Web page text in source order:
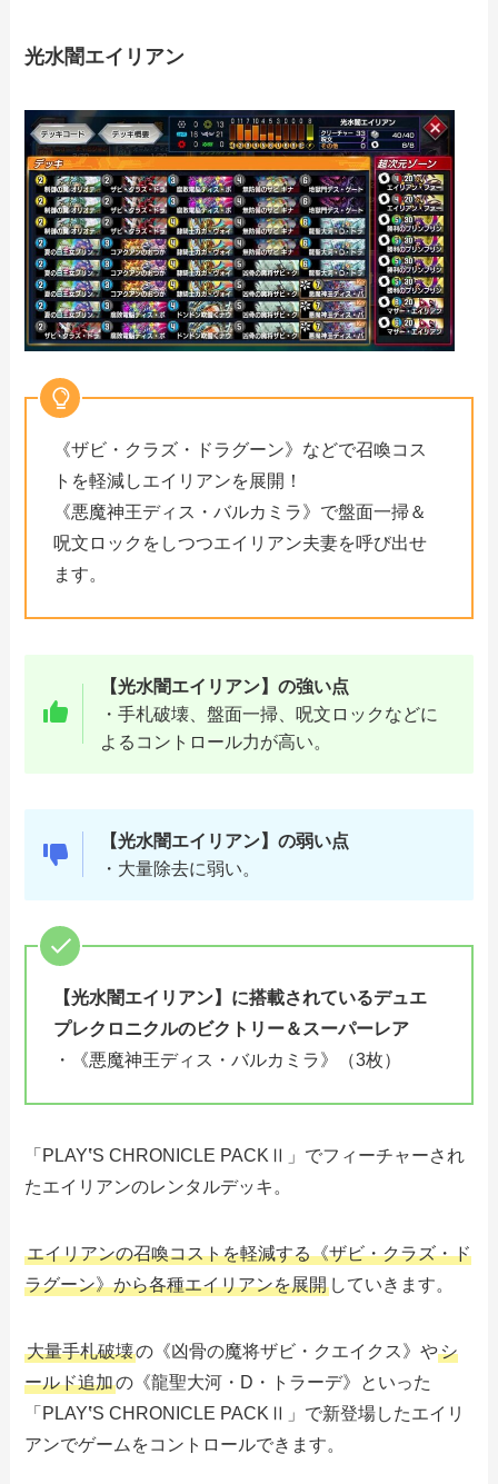
光水闇エイリアン
《ザビ・クラズ・ドラグーン》などで召喚コス
トを軽減しエイリアンを展開！
《悪魔神王ディス・バルカミラ》で盤面一掃＆
呪文ロックをしつつエイリアン夫妻を呼び出せ
ます。
【光水闇エイリアン】の強い点
・手札破壊、盤面一掃、呪文ロックなどに
よるコントロール力が高い。
【光水闇エイリアン】の弱い点
・大量除去に弱い。
【光水闇エイリアン】に搭載されているデュエ
プレクロニクルのビクトリー＆スーパーレア
・《悪魔神王ディス・バルカミラ》（3枚）
「PLAY‛S CHRONICLE PACKⅡ」でフィーチャーされ
たエイリアンのレンタルデッキ。
エイリアンの召喚コストを軽減する《ザビ・クラズ・ド
ラグーン》から各種エイリアンを展開 していきます。
大量手札破壊の《凶骨の魔将ザビ・クエイクス》やシ
ールド追加の《龍聖大河・D・トラーデ》といった
「PLAY‛S CHRONICLE PACKⅡ」で新登場したエイリ
アンでゲームをコントロールできます。